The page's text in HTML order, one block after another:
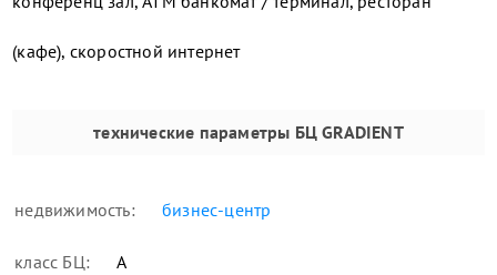
(кафе), скоростной интернет
технические параметры БЦ GRADIENT
недвижимость: бизнес-центр
класс БЦ: А